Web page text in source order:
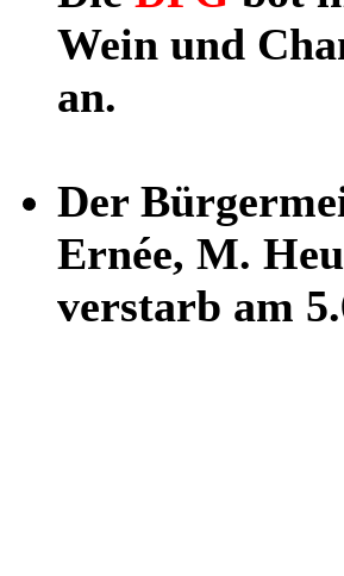
Wein und
an.
Der
Ernée, M.
verstarb am